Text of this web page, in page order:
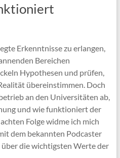
Erkenntnisse zu erlangen,
Bereichen
Hypothesen und prüfen,
übereinstimmen. Doch
an den Universitäten ab,
und wie funktioniert der
Folge widme ich mich
dem bekannten Podcaster
die wichtigsten Werte der